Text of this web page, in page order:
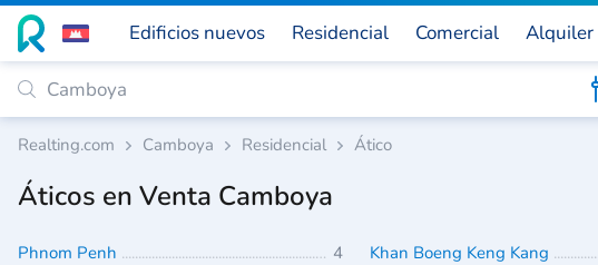
Edificios nuevos Residencial Comercial Alquiler
Realting.com Camboya Residencial Ático
Áticos en Venta Camboya
Phnom Penh 4 Khan Boeng Keng Kang